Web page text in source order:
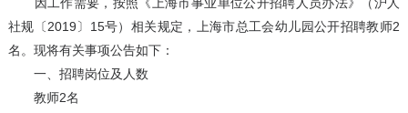
因工作需要，按照《上海市事业单位公开招聘人员办法》（沪人
社规〔2019〕15号）相关规定，上海市总工会幼儿园公开招聘教师2
名。现将有关事项公告如下：
一、招聘岗位及人数
教师2名